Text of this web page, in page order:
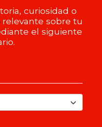
curiosidad o
sobre tu
el siguiente